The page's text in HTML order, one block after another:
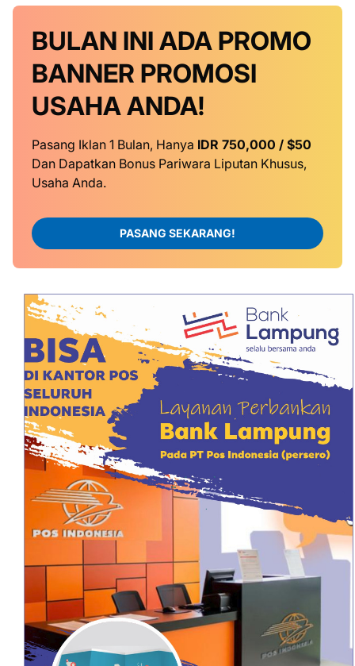
BULAN INI ADA PROMO
BANNER PROMOSI
USAHA ANDA!
Pasang Iklan 1 Bulan, Hanya IDR 750,000 / $50
Dan Dapatkan Bonus Pariwara Liputan Khusus,
Usaha Anda.
PASANG SEKARANG!